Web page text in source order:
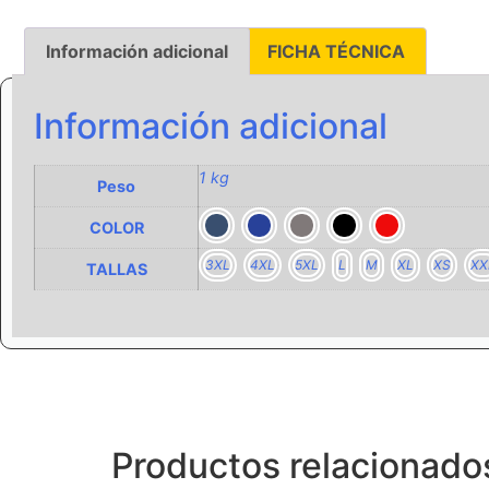
Información adicional FICHA TÉCNICA
Información adicional
Peso 1 kg
COLOR
TALLAS 3XL 4XL 5XL L M XL XS
Productos